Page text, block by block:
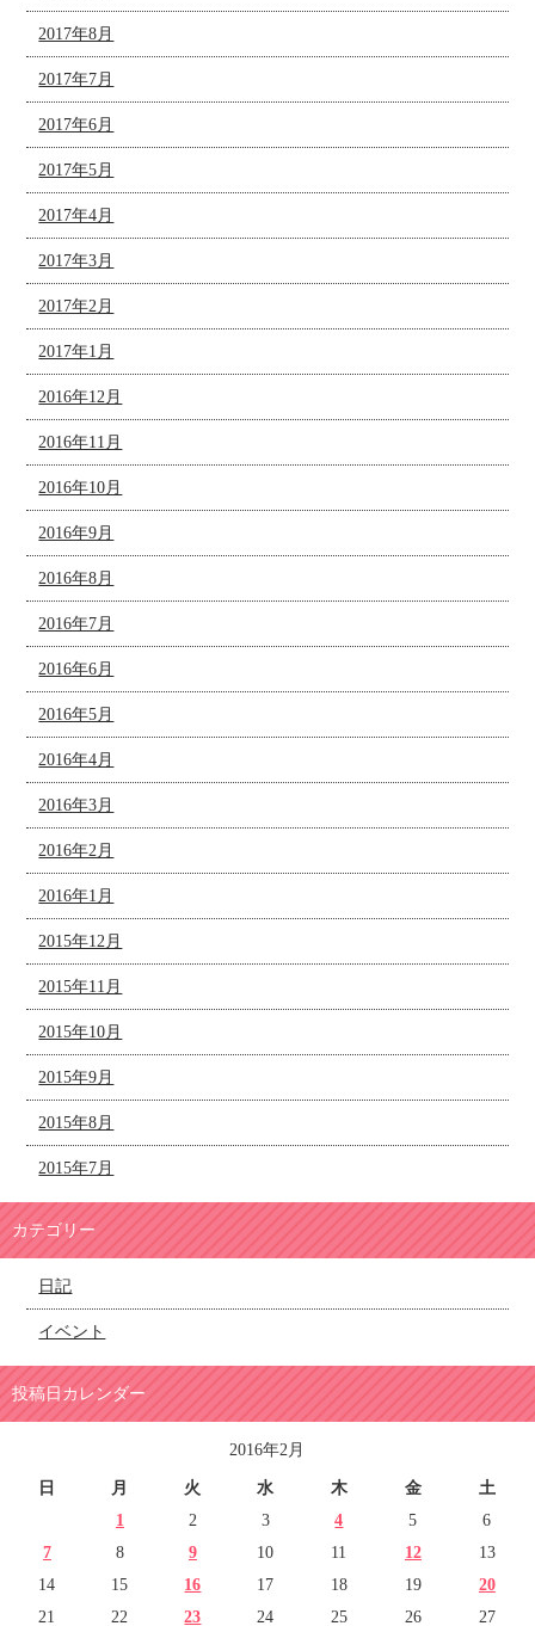
2017年8月
2017年7月
2017年6月
2017年5月
2017年4月
2017年3月
2017年2月
2017年1月
2016年12月
2016年11月
2016年10月
2016年9月
2016年8月
2016年7月
2016年6月
2016年5月
2016年4月
2016年3月
2016年2月
2016年1月
2015年12月
2015年11月
2015年10月
2015年9月
2015年8月
2015年7月
カテゴリー
日記
イベント
投稿日カレンダー
2016年2月
日 月 火 水 木 金
土
1
2 3 4 5
6
7
8 9 10 11 12
13
14
15 16 17 18 19
20
21
22 23 24 25 26 27